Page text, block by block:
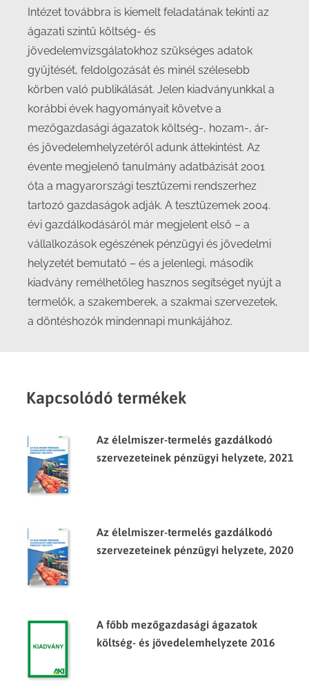
Intézet továbbra is kiemelt feladatának tekinti az
ágazati szintű költség- és
jövedelemvizsgálatokhoz szükséges adatok
gyűjtését, feldolgozását és minél szélesebb
körben való publikálását. Jelen kiadványunkkal a
korábbi évek hagyományait követve a
mezőgazdasági ágazatok költség-, hozam-, ár-
és jövedelemhelyzetéről adunk áttekintést. Az
évente megjelenő tanulmány adatbázisát 2001
óta a magyarországi tesztüzemi rendszerhez
tartozó gazdaságok adják. A tesztüzemek 2004.
évi gazdálkodásáról már megjelent első – a
vállalkozások egészének pénzügyi és jövedelmi
helyzetét bemutató – és a jelenlegi, második
kiadvány remélhetőleg hasznos segítséget nyújt a
termelők, a szakemberek, a szakmai szervezetek,
a döntéshozók mindennapi munkájához.
Kapcsolódó termékek
Az élelmiszer-termelés gazdálkodó
szervezeteinek pénzügyi helyzete, 2021
Az élelmiszer-termelés gazdálkodó
szervezeteinek pénzügyi helyzete, 2020
A főbb mezőgazdasági ágazatok
költség- és jövedelemhelyzete 2016